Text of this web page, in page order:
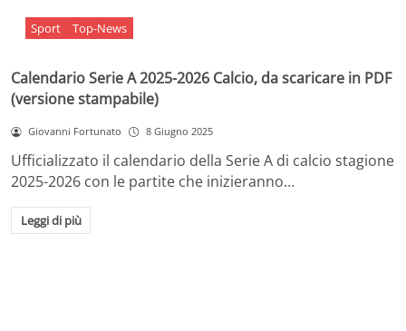
Sport Top-News
Calendario Serie A 2025-2026 Calcio, da scaricare in PDF
(versione stampabile)
Giovanni Fortunato 8 Giugno 2025
Ufficializzato il calendario della Serie A di calcio stagione
2025-2026 con le partite che inizieranno…
Leggi di più